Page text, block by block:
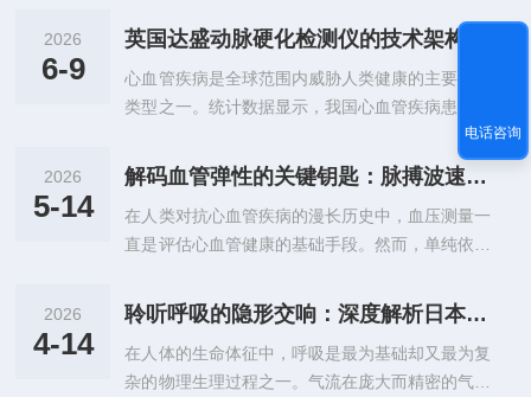
于预防骨折具有重要意义。在传统的X射线吸收法
（DXA）之外，便携式超声骨密度仪凭借其无辐
射、操作便捷及适用范围广等特性，逐渐成为基层
医疗机构及体检中心的重要筛查工具。本文将从技
术原理、仪器构成、临床优势及应用场景等方面，
对便携式超声骨密度仪进行深入的技术性探讨。
声骨密度仪的核心技术基于定量超声原理。与利...
2026
6-9
心血管疾病是全球范围内威胁人类健康的主要疾病
类型之一。统计数据显示，我国心血管疾病患病人
数已超过2.9亿，在居民疾病死亡率中心血管病占
比超过40%。在心血管疾病防控体系中，早期发现
与早期干预是降低发病率和死亡率的关键策略。动
脉病变的表征形式主要有结构性病变（如动脉狭
窄、动脉瘤、动脉夹层）和功能性病变（即动脉僵
现，为早期预警提供了时间窗口。在动脉硬化无创
脉硬化检测仪系列产品，基...
2026
5-14
解码血管弹性的关键钥匙：脉搏波速测定仪的临床价值与技术演进
在人类对抗心血管疾病的漫长历史中，血压测量一
直是评估心血管健康的基础手段。然而，单纯依靠
随着医学研究的深入，医学界逐渐认识到，血管壁
的力学性质——即血管弹性，是预测心血管事件的
独立且关键的风险标志。在这一背景下，脉搏波速
测定仪应运而生，它如同解码血管弹性的关键钥
2026
4-14
聆听呼吸的隐形交响：深度解析日本美能AS-507肺功能仪的超声波传感革命
在人体的生命体征中，呼吸是最为基础却又最为复
杂的物理生理过程之一。气流在庞大而精密的气道
电话咨询